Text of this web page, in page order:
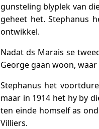
gunsteling blyplek van
geheet het. Stephanus
ontwikkel.
Nadat ds Marais se
George gaan woon,
Stephanus het
maar in 1914 het hy by
ten einde homself as
Villiers.